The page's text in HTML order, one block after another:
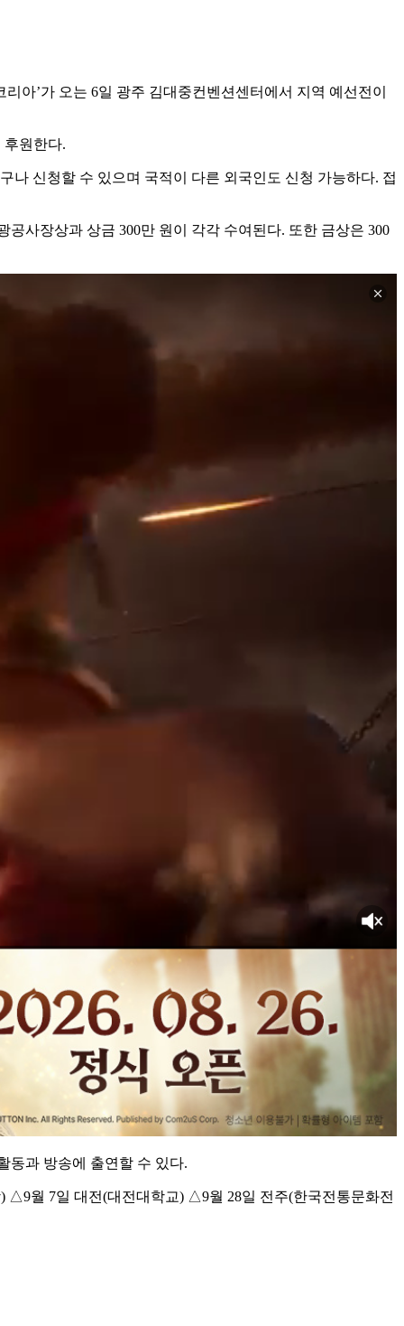
아’가 오는 6일 광주 김대중컨벤션센터에서 지역 예선전이
후원한다.
나 신청할 수 있으며 국적이 다른 외국인도 신청 가능하다. 접
사장상과 상금 300만 원이 각각 수여된다. 또한 금상은 300
동과 방송에 출연할 수 있다.
월 7일 대전(대전대학교) △9월 28일 전주(한국전통문화전